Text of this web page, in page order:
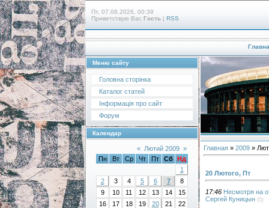
Пт, 07.08.2026, 00:39
Приветствую Вас Гость | RSS
Меню сайту
Головна сторінка
Каталог статей
Інформація про сайт
Форум
Календар
« Лютий 2009 »
Пн
Вт Ср Чт Пт Сб Нд
1
2
3 4 5 6 7
8
9
10 11 12 13 14
15
16
17 18 19 20 21
22
Главная » 2009 »
20 Лютого, Пт
17:46 Несмотря на
Сергей Куницын (0)